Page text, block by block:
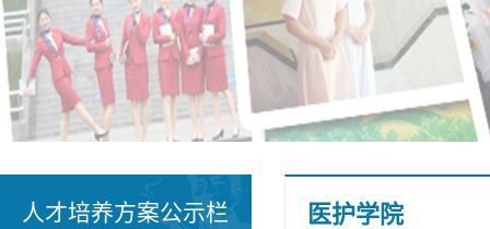
人才培养方案公示栏 医护学院